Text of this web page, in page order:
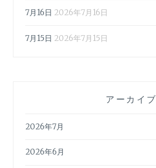
7月16日 2026年7月16日
7月15日 2026年7月15日
アーカイブ
2026年7月
2026年6月